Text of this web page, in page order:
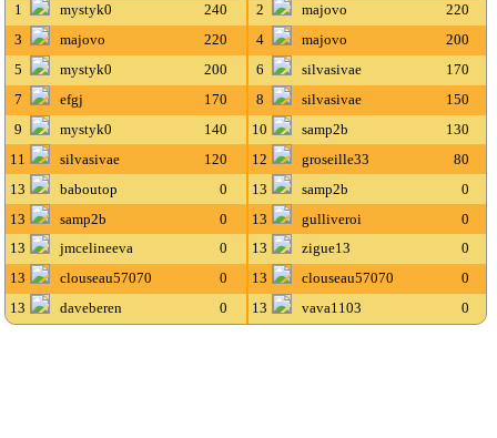
1
mystyk0 240 2 majovo
220
3
majovo 220 4 majovo
200
5
mystyk0 200 6 silvasivae
170
7
efgj 170 8 silvasivae
150
9
mystyk0 140 10 samp2b
130
11
silvasivae 120 12 groseille33
80
13
baboutop 0 13 samp2b
0
13
samp2b 0 13 gulliveroi
0
13
jmcelineeva 0 13 zigue13
0
13
clouseau57070 0 13 clouseau57070
0
13
daveberen 0 13 vava1103 0